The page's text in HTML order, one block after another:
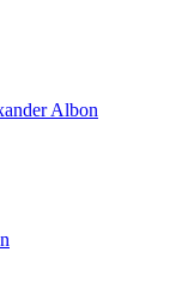
Albon